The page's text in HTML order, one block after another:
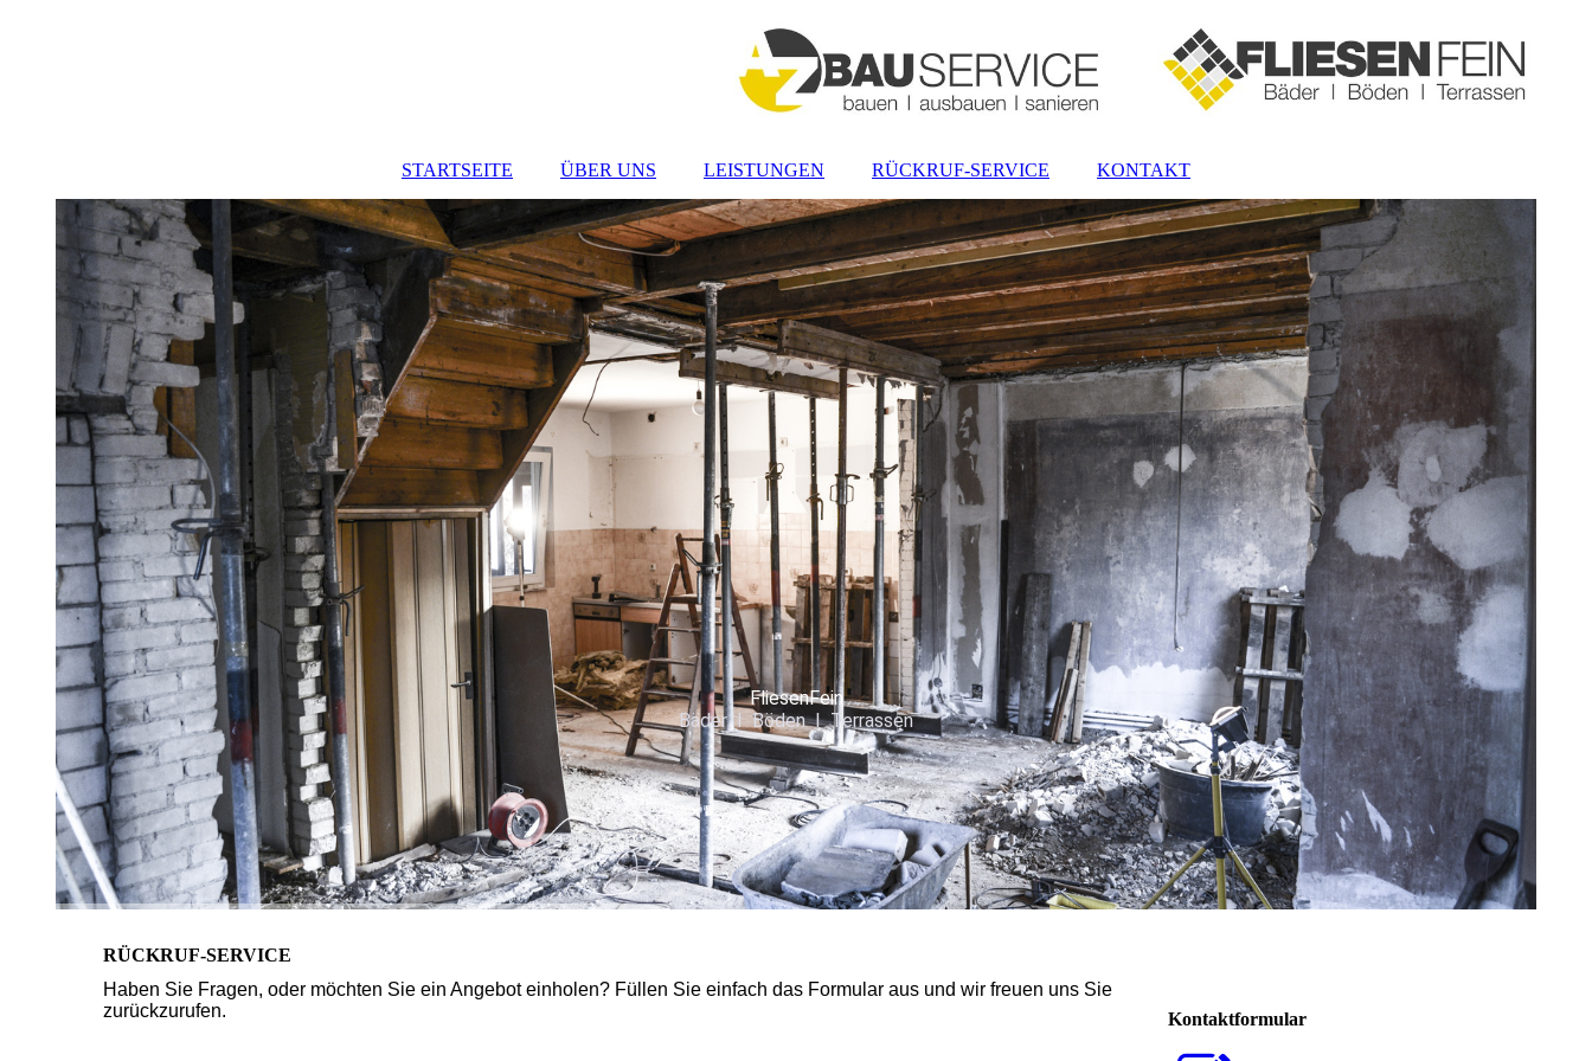
STARTSEITE ÜBER UNS LEISTUNGEN RÜCKRUF-SERVICE KONTAKT
FliesenFein
Bäder I Böden I Terrassen
RÜCKRUF-SERVICE
Haben Sie Fragen, oder möchten Sie ein Angebot einholen? Füllen Sie einfach das Formular aus und wir freuen uns Sie
zurückzurufen.
Kontaktformular